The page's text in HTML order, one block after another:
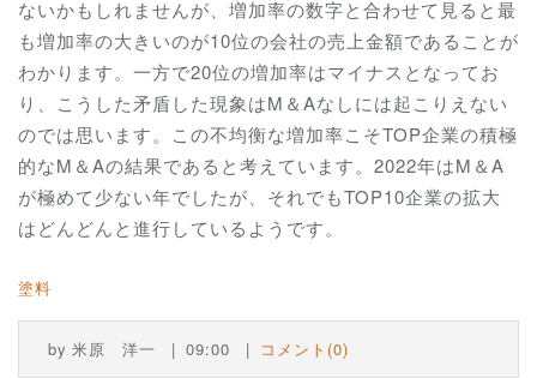
ないかもしれませんが、増加率の数字と合わせて見ると最
も増加率の大きいのが10位の会社の売上金額であることが
わかります。一方で20位の増加率はマイナスとなってお
り、こうした矛盾した現象はM＆Aなしには起こりえない
のでは思います。この不均衡な増加率こそTOP企業の積極
的なM＆Aの結果であると考えています。2022年はM＆A
が極めて少ない年でしたが、それでもTOP10企業の拡大
はどんどんと進行しているようです。
塗料
by 米原 洋一 09:00 コメント(0)